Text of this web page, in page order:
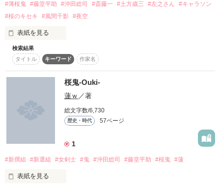
どこまで堕ちようと構わない。
作品を読む
#薄桜鬼 #藤堂平助 #沖田総司 #斎藤一 #土方歳三 #左之さん
#キャラソン
#桜のキセキ
#風間千影 #夜空
表紙を見る
えーと作者達がふざけて作った「桜のキセキ」のオマケ話やキ
ャラソンですね(⌒～⌒)
はっきり言ってだらだら(笑)
だからほら…ね？ああいうこと言っちゃやですよ？
まあ気長にクッキーやお茶でも用意して読みましょうよ！
あ、そうそう。これ「桜のキセキ」呼んでない人マジで不利で
薄桜鬼とか好きすぎで書いた奴だから、同じ頭の人はまあよん
じゃあね…オマケ作者達話で会えたら会いましょう!!
検索結果
タイトル
キーワード 作家名
桜鬼-Ouki-
蓮ｗ ／著
総文字数/6,730
歴史・時代 57ページ
1
#新撰組 #新選組 #女剣士 #鬼 #沖田総司 #藤堂平助 #桜鬼 #蓮
表紙を見る